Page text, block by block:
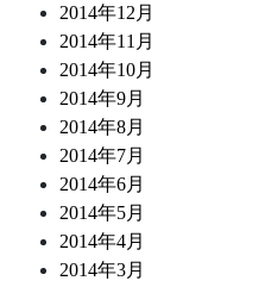
2014年12月
2014年11月
2014年10月
2014年9月
2014年8月
2014年7月
2014年6月
2014年5月
2014年4月
2014年3月